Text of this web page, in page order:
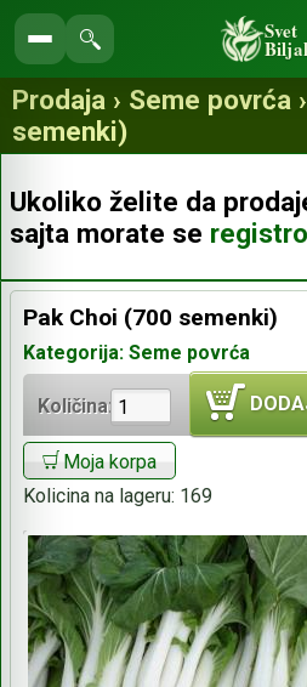
Pretraga
prodavnice
Svet
Prodaja › Seme povrća
semenki)
Ukoliko želite da
sajta morate se
Pak Choi (700 semenki)
Kategorija: Seme povrća
Količina:
Moja korpa
Kolicina na lageru: 169